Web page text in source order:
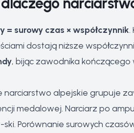
= surowy czas × współczynnik.
dostają niższe
, bijąc zawodnika kończącego
narciarstwo alpejskie grupuje
medalowej. Narciarz po
Porównanie surowych